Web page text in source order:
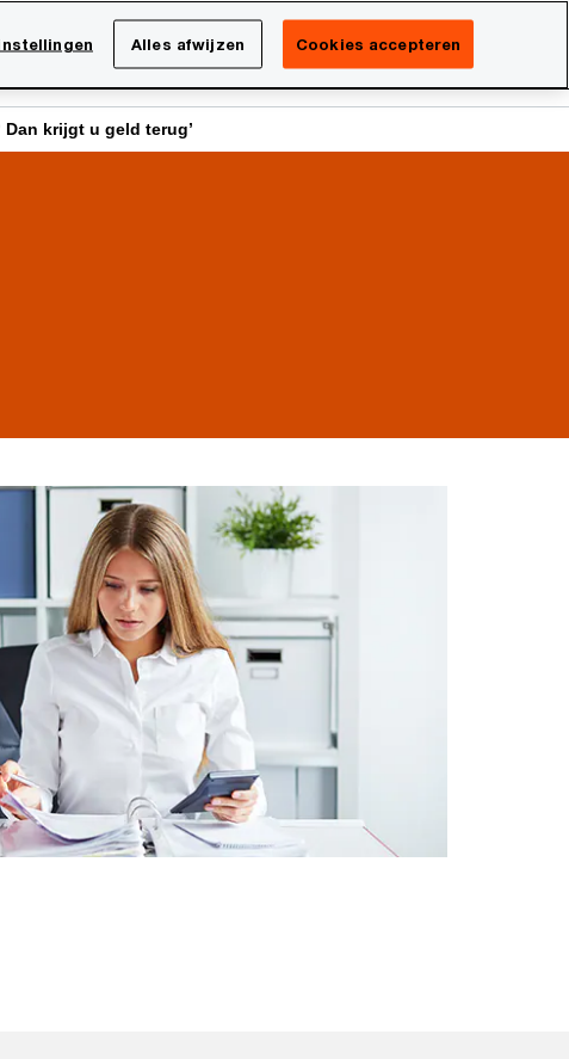
Carrière
Netherlands
Search
krijgt u geld terug’
Alles afwijzen Cookies accepteren